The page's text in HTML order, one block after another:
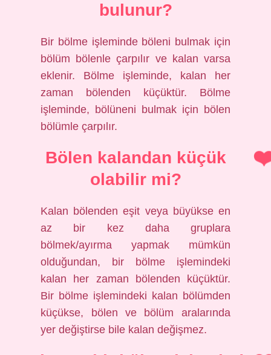
bulunur?
Bir bölme işleminde böleni bulmak için
bölüm bölenle çarpılır ve kalan varsa
eklenir. Bölme işleminde, kalan her
zaman bölenden küçüktür. Bölme
işleminde, bölüneni bulmak için bölen
bölümle çarpılır.
Bölen kalandan küçük
olabilir mi?
Kalan bölenden eşit veya büyükse en
az bir kez daha gruplara
bölmek/ayırma yapmak mümkün
olduğundan, bir bölme işlemindeki
kalan her zaman bölenden küçüktür.
Bir bölme işlemindeki kalan bölümden
küçükse, bölen ve bölüm aralarında
yer değiştirse bile kalan değişmez.